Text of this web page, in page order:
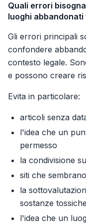
Quali errori
luoghi abbandonati
Gli errori principali
confondere
contesto legale.
e possono creare
Evita in particolare:
articoli senza
l'idea che un
permesso
la condivisione
siti che
la
sostanze
l'idea che un